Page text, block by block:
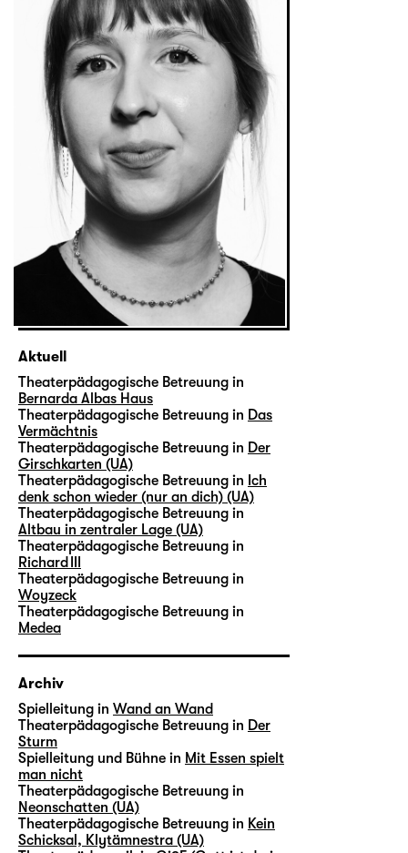
Aktuell
Theaterpädagogische Betreuung in
Bernarda Albas Haus
Theaterpädagogische Betreuung in Das
Vermächtnis
Theaterpädagogische Betreuung in Der
Girschkarten (UA)
Theaterpädagogische Betreuung in Ich
denk schon wieder (nur an dich) (UA)
Theaterpädagogische Betreuung in
Altbau in zentraler Lage (UA)
Theaterpädagogische Betreuung in
Richard III
Theaterpädagogische Betreuung in
Woyzeck
Theaterpädagogische Betreuung in
Medea
Archiv
Spielleitung in Wand an Wand
Theaterpädagogische Betreuung in Der
Sturm
Spielleitung und Bühne in Mit Essen spielt
man nicht
Theaterpädagogische Betreuung in
Neonschatten (UA)
Theaterpädagogische Betreuung in Kein
Schicksal, Klytämnestra (UA)